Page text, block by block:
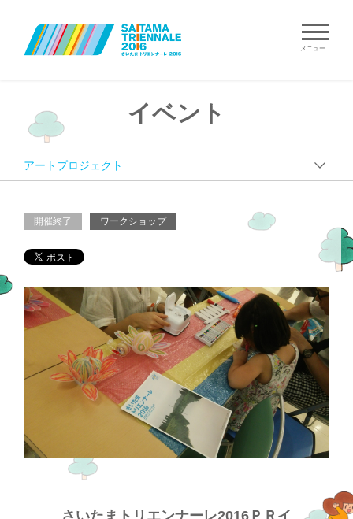
メニュー
イベント
開催終了 ワークショップ